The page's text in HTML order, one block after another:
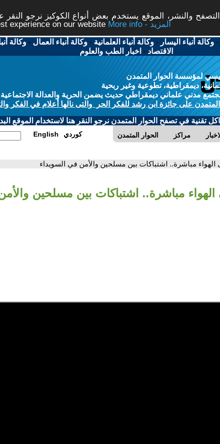
والنشر، الموقع يستخدم بعض أنواع الكوكيز نرجو
experience on our website
More info - المزيد
-وكالة أنباء اليسار -وكالة أنباء العلمانية -وكالة أنباء العمال -وكالة
الاقتصاد - اخبار الطب والعلوم
لمؤسسة الحوار المتمدن
ديمقراطية، تطوعية وغير ربحية
مدني علماني ديمقراطي حديث يضمن الحرية والعدالة الاجتماعية
على جائزة ابن رشد للفكر الحر والتى نالها أعلام في الفكر
تقنية في تصفح الحوار المتمدن نرجو النقر هنا لاستخدام الموقع
الحوار المتمدن مراكز English كوردي
مباشرة.. اشتباكات بين مسلحين والأمن في السويداء
مباشرة.. اشتباكات بين مسلحين